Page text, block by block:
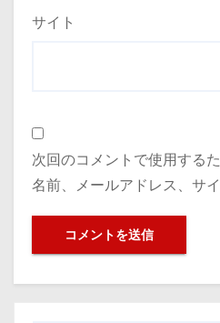
サイト
次回のコメントで使用する
名前、メールアドレス、サ